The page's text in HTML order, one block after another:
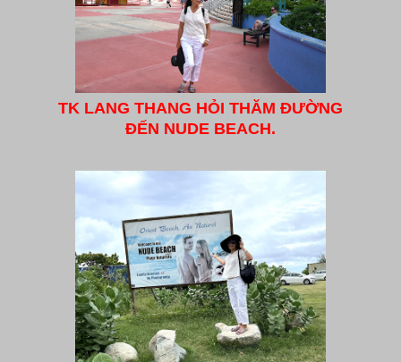
TK LANG THANG HỎI THĂM ĐƯỜNG
ĐẾN NUDE BEACH.